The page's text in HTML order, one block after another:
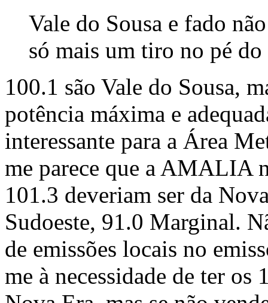
Vale do Sousa e fado
só mais um tiro no pé
100.1 são Vale do Sousa,
potência máxima e
interessante para a Área
me parece que a AMALIA
101.3 deveriam ser da
Sudoeste, 91.0 Marginal.
de emissões locais no
me à necessidade de ter